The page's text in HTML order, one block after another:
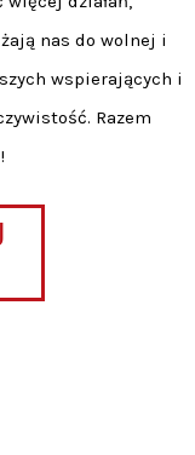
nas do wolnej i
wspierających i
Razem